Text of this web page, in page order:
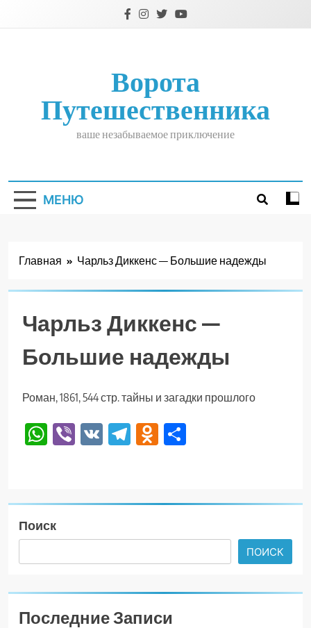
Ворота
Путешественника
ваше незабываемое приключение
МЕНЮ
Главная Чарльз Диккенс — Большие надежды
Чарльз Диккенс —
Большие надежды
Роман, 1861, 544 стр. тайны и загадки прошлого
WhatsApp
Viber
VK TelegramOdnoklassniki
Поиск
ПОИСК
Последние Записи